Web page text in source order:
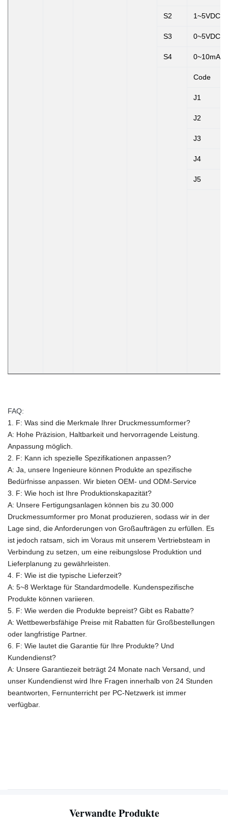
S2 1~5VDC
S3 0~5VDC
S4
Code
J1
J2
J3
J4
J5
FAQ:
1. F: Was sind die Merkmale Ihrer Druckmessumformer?
A: Hohe Präzision, Haltbarkeit und hervorragende Leistung.
Anpassung möglich.
2. F: Kann ich spezielle Spezifikationen anpassen?
A: Ja, unsere Ingenieure können Produkte an spezifische
Bedürfnisse anpassen. Wir bieten OEM- und ODM-Service
3. F: Wie hoch ist Ihre Produktionskapazität?
A: Unsere Fertigungsanlagen können bis zu 30.000
Druckmessumformer pro Monat produzieren, sodass wir in der
Lage sind, die Anforderungen von Großaufträgen zu erfüllen. Es
ist jedoch ratsam, sich im Voraus mit unserem Vertriebsteam in
Verbindung zu setzen, um eine reibungslose Produktion und
Lieferplanung zu gewährleisten.
4. F: Wie ist die typische Lieferzeit?
A: 5~8 Werktage für Standardmodelle. Kundenspezifische
Produkte können variieren.
5. F: Wie werden die Produkte bepreist? Gibt es Rabatte?
A: Wettbewerbsfähige Preise mit Rabatten für Großbestellungen
oder langfristige Partner.
6. F: Wie lautet die Garantie für Ihre Produkte? Und
Kundendienst?
A: Unsere Garantiezeit beträgt 24 Monate nach Versand, und
unser Kundendienst wird Ihre Fragen innerhalb von 24 Stunden
beantworten, Fernunterricht per PC-Netzwerk ist immer
verfügbar.
Verwandte Produkte